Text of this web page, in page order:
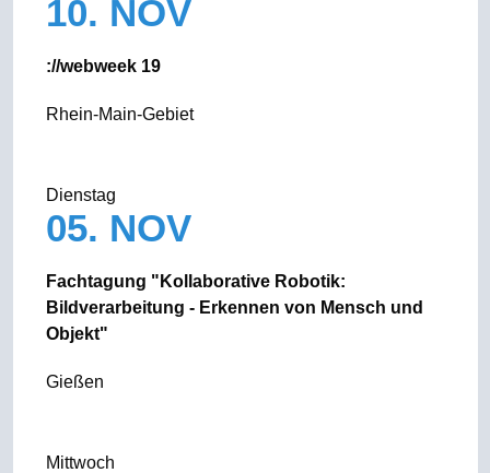
10. NOV
://webweek 19
Rhein-Main-Gebiet
Dienstag
05. NOV
Fachtagung "Kollaborative Robotik:
Bildverarbeitung - Erkennen von Mensch und
Objekt"
Gießen
Mittwoch